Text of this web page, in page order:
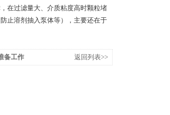
在过滤量大、介质粘度高时颗粒堵
止溶剂抽入泵体等），主要还在于
备工作 返回列表>>